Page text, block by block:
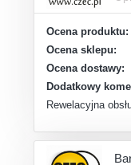
Ocena produktu:
Ocena sklepu:
Ocena dostawy:
Dodatkowy
Rewelacyjna